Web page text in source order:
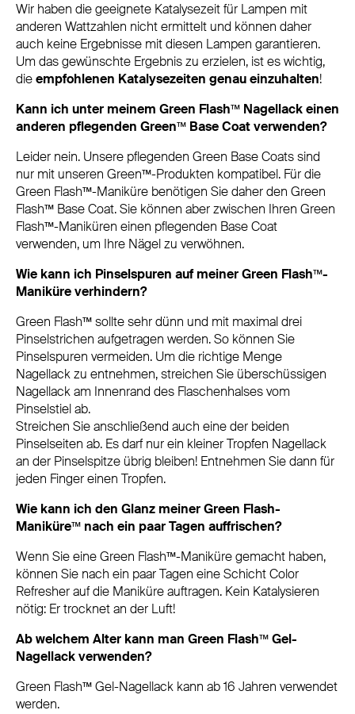
Wir haben die geeignete Katalysezeit für Lampen mit
anderen Wattzahlen nicht ermittelt und können daher
auch keine Ergebnisse mit diesen Lampen garantieren.
Um das gewünschte Ergebnis zu erzielen, ist es wichtig,
dieempfohlenen Katalysezeiten genau einzuhalten!
Kann ich unter meinem Green Flash™ Nagellack einen
anderen pflegenden Green™ Base Coat verwenden?
Leider nein. Unsere pflegenden Green Base Coats sind
nur mit unseren Green™-Produkten kompatibel. Für die
Green Flash™-Maniküre benötigen Sie daher den Green
Flash™ Base Coat. Sie können aber zwischen Ihren Green
Flash™-Maniküren einen pflegenden Base Coat
verwenden, um Ihre Nägel zu verwöhnen.
Wie kann ich Pinselspuren auf meiner Green Flash™-
Maniküre verhindern?
Green Flash™ sollte sehr dünn und mit maximal drei
Pinselstrichen aufgetragen werden. So können Sie
Pinselspuren vermeiden. Um die richtige Menge
Nagellack zu entnehmen, streichen Sie überschüssigen
Nagellack am Innenrand des Flaschenhalses vom
Pinselstiel ab.
Streichen Sie anschließend auch eine der beiden
Pinselseiten ab. Es darf nur ein kleiner Tropfen Nagellack
an der Pinselspitze übrig bleiben! Entnehmen Sie dann für
jeden Finger einen Tropfen.
Wie kann ich den Glanz meiner Green Flash-
Maniküre™ nach ein paar Tagen auffrischen?
Wenn Sie eine Green Flash™-Maniküre gemacht haben,
können Sie nach ein paar Tagen eine Schicht Color
Refresher auf die Maniküre auftragen. Kein Katalysieren
nötig: Er trocknet an der Luft!
Ab welchem Alter kann man Green Flash™ Gel-
Nagellack verwenden?
Green Flash™ Gel-Nagellack kann ab 16 Jahren verwendet
werden.